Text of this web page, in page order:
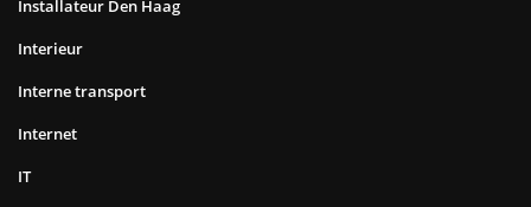
Installateur Den Haag
Interieur
Interne transport
Internet
IT